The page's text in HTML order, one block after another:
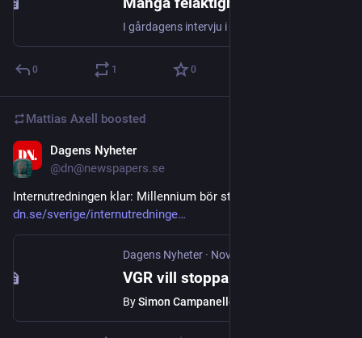
0 1 0
Mattias Axell boosted
Dagens Nyheter
@dn@newspapers.se
Internutredningen klar: Millennium bör stoppas ->
dn.se/sverige/internutredninge
Dagens Nyheter · Nov 3, 2025
BySimon Campanello